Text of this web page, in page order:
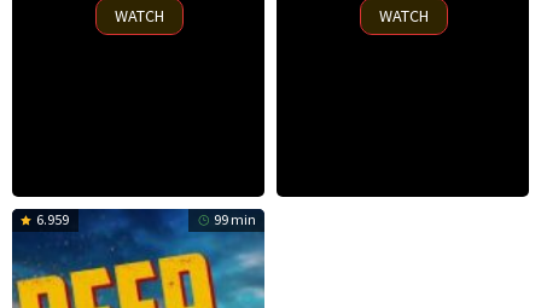
2025
WATCH
2025
WATCH
6.959 99 min